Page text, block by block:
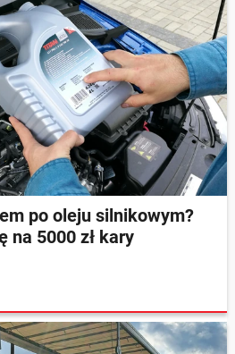
po oleju silnikowym?
na 5000 zł kary